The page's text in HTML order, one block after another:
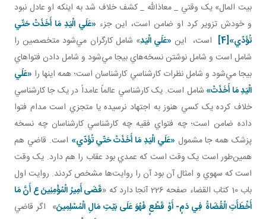
بيت المال» يک وقتي _ معاذالله _ کشف خلاف شد به اينکه او عادل نبود
و خودش تزوير کرد او ضامن است، اين جزء «عَلَي الْيَدِ مَا أَخَذَتْ حَتّي
تُؤَدّي»[4] است، اين «عَلَي الْيَدِ» شامل کارگران مي‌شود متخصصين را
شامل است و شامل نوشتن نسخه‌هاي بيجا مي‌شود و شامل دادن فتواهاي
بيجا مي‌شود و شامل نظرات کارشناسي کارشناسان است؛ همه اينها را «عَلَي
الْيَدِ مَا أَخَذَتْ» شامل است. يک کارشناسي عالماً عامداً در يک جا کارشناسي
خلاف کرده يک کسي هنوز به اجتهاد نرسيده يا متجزي است مدام فتوا
داده ضامن است؛ چه فتواي فقيه چه کارشناسي کارشناسان چه نسخه
پزشک همه جا مشمول «عَلَي الْيَدِ مَا أَخَذَتْ حَتّي تُؤَدّي» است. قاضي هم
همين‌طور است يک وقت است که عمدي بود عقاب را هم دارد. يک وقت
است که سهوي و امثال آن بود آن را روايت‌ها مشخص کردند. روايت اول
باب 10 کتاب القضاء صفحه 226 آنجا دارد که «
قَضَى أَمِيرُ الْمُؤْمِنِينَ ع أَنَّ مَا
أَخْطَأَتِ الْقُضَاةُ فِي دَمٍ- أَوْ قَطْعٍ فَهُوَ عَلَى بَيْتِ مَالِ الْمُسْلِمِينَ» اگر قاضي